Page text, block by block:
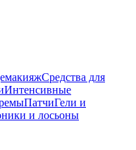
Средства для
Интенсивные
ПатчиГели и
и лосьоны